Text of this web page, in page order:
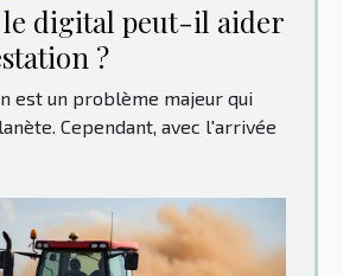
digital peut-il aider
?
est un problème majeur qui
Cependant, avec l'arrivée